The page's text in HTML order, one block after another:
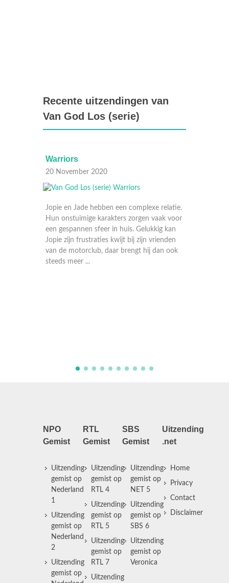
Recente uitzendingen van
Van God Los (serie)
complexe relatie.
zorgen vaak voor
Gelukkig kan
bij zijn vrienden
hij dan ook
13 November 2020
NPO
Gemist
Uitzending
gemist op
Nederland
1
Uitzending
gemist op
Nederland
2
Uitzending
gemist op
RTL
Gemist
Uitzending
gemist op
RTL 4
Uitzending
gemist op
RTL 5
Uitzending
gemist op
RTL 7
Uitzending
SBS
Gemist
Uitzending
gemist op
NET 5
Uitzending
gemist op
SBS 6
Uitzending
gemist op
Veronica
Uitzending
.net
Home
Privacy
Contact
Disclaimer